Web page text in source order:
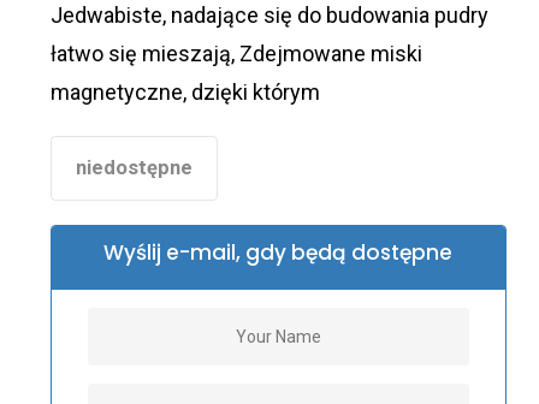
Jedwabiste, nadające się do budowania pudry
łatwo się mieszają, Zdejmowane miski
magnetyczne, dzięki którym
niedostępne
Wyślij e-mail, gdy będą dostępne